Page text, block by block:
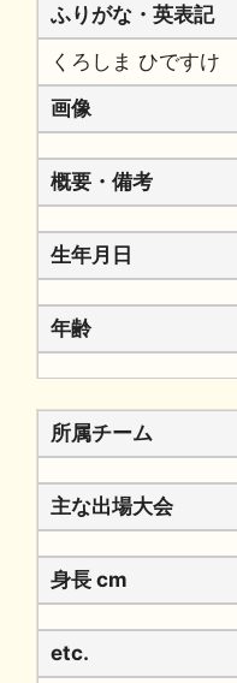
ふりがな・英表記
くろしま ひですけ
画像
概要・備考
生年月日
年齢
所属チーム
主な出場大会
身長 cm
etc.